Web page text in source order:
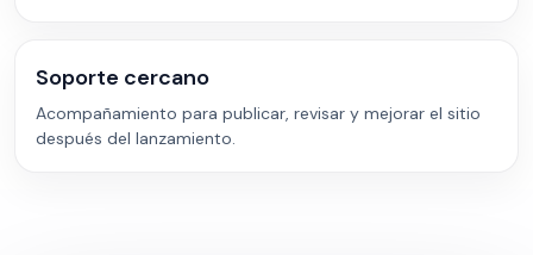
Soporte cercano
Acompañamiento para publicar, revisar y mejorar el sitio
después del lanzamiento.